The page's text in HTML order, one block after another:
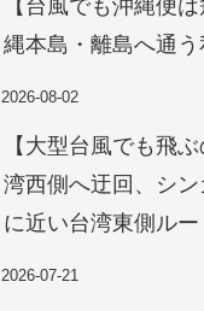
【台風でも沖縄便
縄本島・離島へ通
2026-08-02
【大型台風でも飛
湾西側へ迂回、シ
に近い台湾東側ルー
2026-07-21